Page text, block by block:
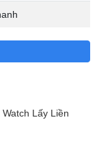
biến nhanh
Lấy Liền